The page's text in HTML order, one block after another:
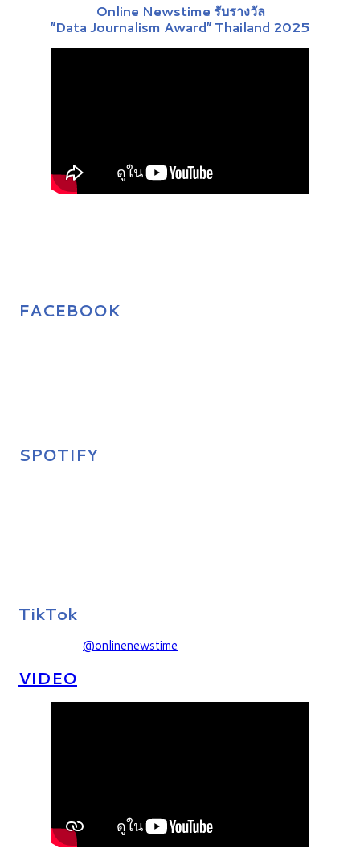
Online Newstime รับรางวัล
“Data Journalism Award” Thailand 2025
FACEBOOK
SPOTIFY
TikTok
@onlinenewstime
VIDEO